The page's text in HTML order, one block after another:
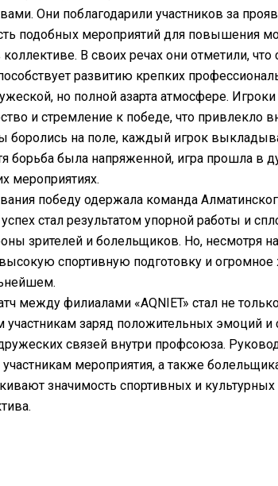
Они поблагодарили участников за
подобных мероприятий для повышения
В своих речах они отметили,
развитию крепких
но полной азарта атмосфере.
и стремление к победе, что привлекло
на поле, каждый игрок
борьба была напряженной, игра прошла в
мероприятиях.
победу одержала команда
стал результатом упорной работы и
зрителей и болельщиков. Но, несмотря
спортивную подготовку и
между филиалами «AQNIET» стал не
участникам заряд положительных эмоций
связей внутри профсоюза.
мероприятия, а также
значимость спортивных и